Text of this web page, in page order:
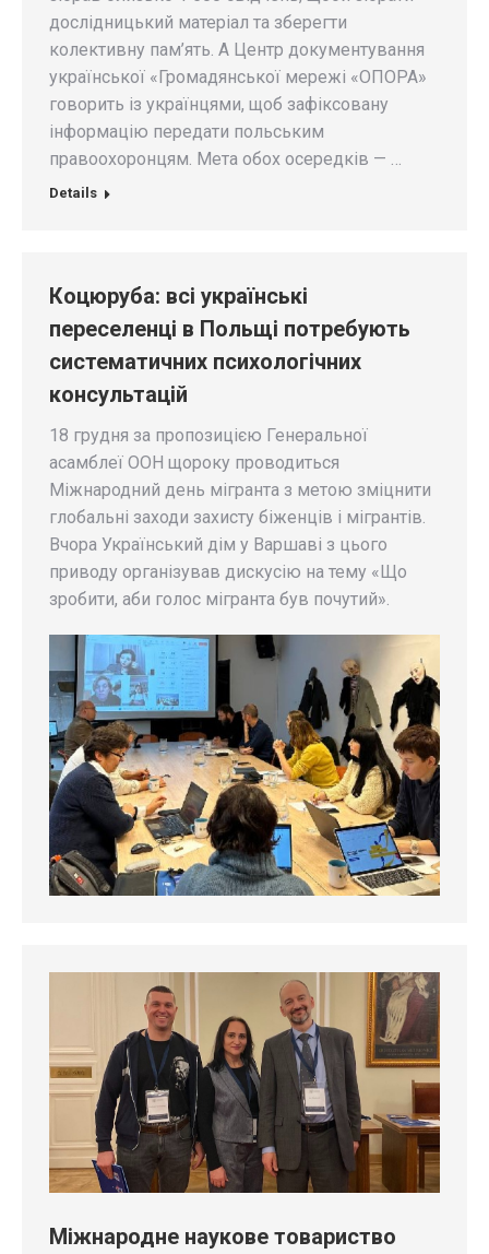
дослідницький матеріал та зберегти
колективну пам’ять. А Центр документування
української «Громадянської мережі «ОПОРА»
говорить із українцями, щоб зафіксовану
інформацію передати польським
правоохоронцям. Мета обох осередків — …
Details
Коцюруба: всі українські
переселенці в Польщі потребують
систематичних психологічних
консультацій
18 грудня за пропозицією Генеральної
асамблеї ООН щороку проводиться
Міжнародний день мігранта з метою зміцнити
глобальні заходи захисту біженців і мігрантів.
Вчора Український дім у Варшаві з цього
приводу організував дискусію на тему «Що
зробити, аби голос мігранта був почутий».
Міжнародне наукове товариство